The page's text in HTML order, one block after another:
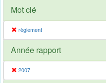
Mot clé
règlement
Année rapport
2007